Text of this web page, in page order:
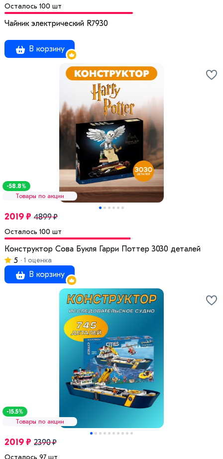
Осталось 100 шт
Чайник электрический R7930
В корзину
-58.8%
Товары по акции
2019 ₽ 4899 ₽
Осталось 100 шт
Конструктор Сова Букля Гарри Поттер 3030 деталей
5
1 оценка
В корзину
-15.5%
Товары по акции
2019 ₽ 2390 ₽